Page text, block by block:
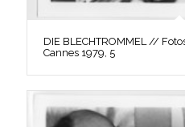
DIE BLECHTROMMEL //
Cannes 1979, 5